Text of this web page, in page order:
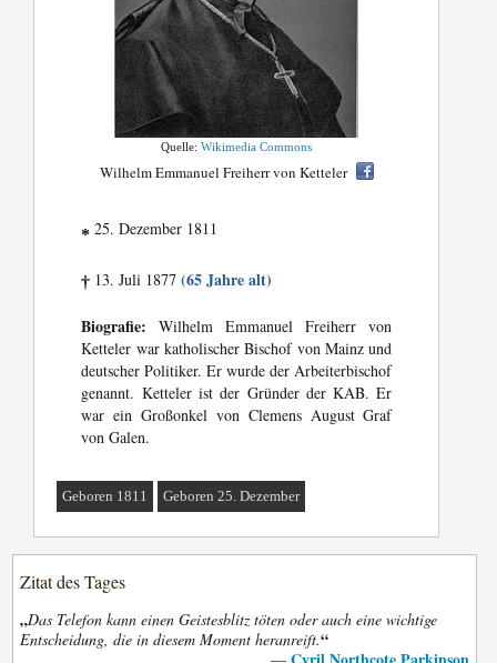
Quelle:Wikimedia Commons
Wilhelm Emmanuel Freiherr von Ketteler
* 25. Dezember 1811
† 13. Juli 1877(65 Jahre alt)
Biografie: Wilhelm Emmanuel Freiherr von
Ketteler war katholischer Bischof von Mainz und
deutscher Politiker. Er wurde der Arbeiterbischof
genannt. Ketteler ist der Gründer der KAB. Er
war ein Großonkel von Clemens August Graf
von Galen.
Geboren 1811 Geboren 25. Dezember
Zitat des Tages
„Das Telefon kann einen Geistesblitz töten oder auch eine wichtige
Entscheidung, die in diesem Moment heranreift.“